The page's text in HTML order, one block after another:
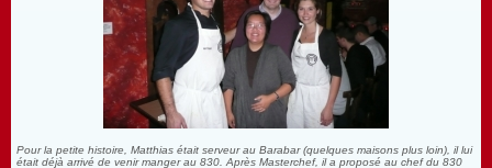
Pour la petite histoire, Matthias était serveur au Barabar (quelques maisons plus loin), il lui
était déjà arrivé de venir manger au 830. Après Masterchef, il a proposé au chef du 830